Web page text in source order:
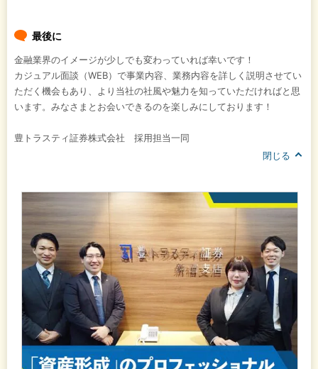
最後に
金融業界のイメージが少しでも変わっていれば幸いです！
カジュアル面談（WEB）で事業内容、業務内容を詳しく説明させてい
ただく機会もあり、より当社の社風や魅力を知っていただければと思
います。みなさまとお会いできるのを楽しみにしております！
豊トラスティ証券株式会社 採用担当一同
閉じる